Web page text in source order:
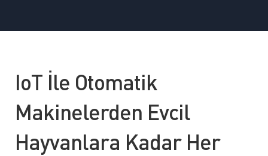
IoT İle Otomatik
Makinelerden Evcil
Hayvanlara Kadar Her